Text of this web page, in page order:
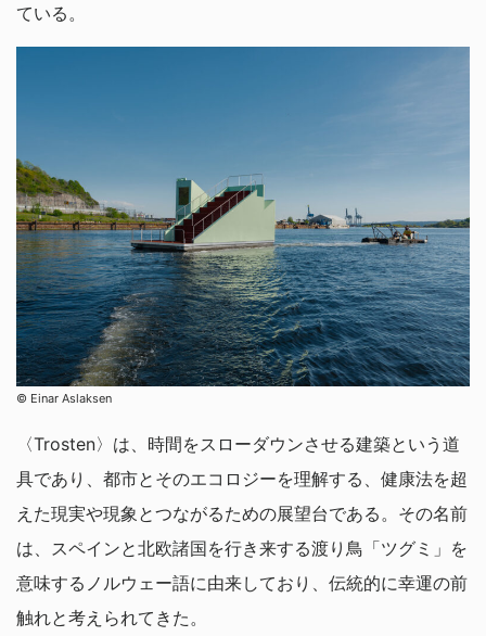
ている。
© Einar Aslaksen
〈Trosten〉は、時間をスローダウンさせる建築という道
具であり、都市とそのエコロジーを理解する、健康法を超
えた現実や現象とつながるための展望台である。その名前
は、スペインと北欧諸国を行き来する渡り鳥「ツグミ」を
意味するノルウェー語に由来しており、伝統的に幸運の前
触れと考えられてきた。